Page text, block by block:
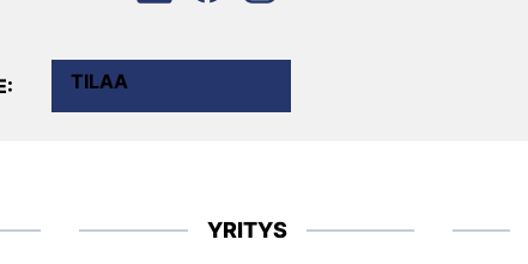
TILAA
YRITYS